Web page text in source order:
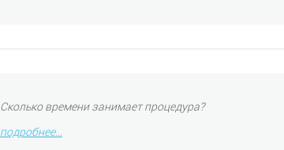
Сколько времени занимает процедура?
подробнее...